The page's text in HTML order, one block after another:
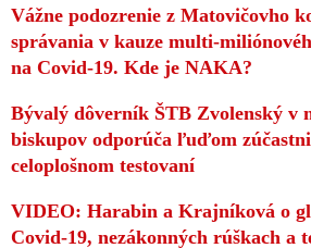
Vážne podozrenie z Matovičovho
správania v kauze multi-
na Covid-19. Kde je NAKA?
Bývalý dôverník ŠTB Zvolenský v
biskupov odporúča ľuďom
celoplošnom testovaní
VIDEO: Harabin a Krajníková o
Covid-19, nezákonných rúškach a